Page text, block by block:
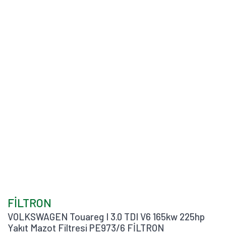
FİLTRON
VOLKSWAGEN Touareg I 3.0 TDI V6 165kw 225hp
Yakıt Mazot Filtresi PE973/6 FİLTRON